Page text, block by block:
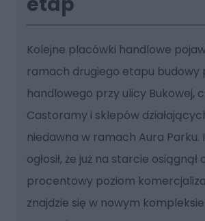
Kolejne placówki handlowe
ramach drugiego etapu budowy
handlowego przy ulicy Bukowej,
Castoramy i sklepów
niedawna w ramach Aura Parku.
ogłosił, że już na starcie osiągnął
procentowy poziom
znajdzie się w nowym